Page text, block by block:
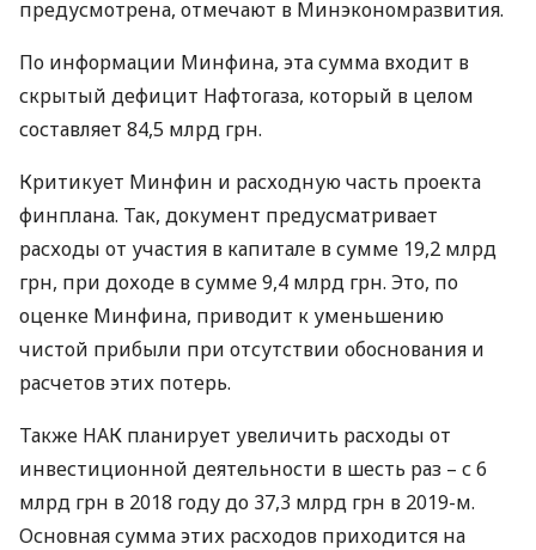
предусмотрена, отмечают в Минэкономразвития.
По информации Минфина, эта сумма входит в
скрытый дефицит Нафтогаза, который в целом
составляет 84,5 млрд грн.
Критикует Минфин и расходную часть проекта
финплана. Так, документ предусматривает
расходы от участия в капитале в сумме 19,2 млрд
грн, при доходе в сумме 9,4 млрд грн. Это, по
оценке Минфина, приводит к уменьшению
чистой прибыли при отсутствии обоснования и
расчетов этих потерь.
Также НАК планирует увеличить расходы от
инвестиционной деятельности в шесть раз – с 6
млрд грн в 2018 году до 37,3 млрд грн в 2019-м.
Основная сумма этих расходов приходится на